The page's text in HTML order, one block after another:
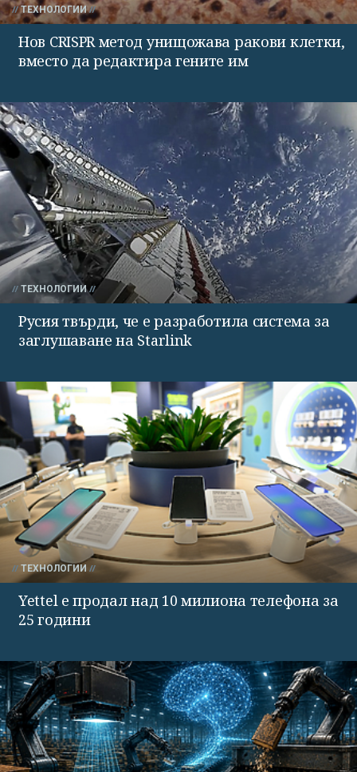
ТЕХНОЛОГИИ
Нов CRISPR метод унищожава ракови клетки,
вместо да редактира гените им
ТЕХНОЛОГИИ
Русия твърди, че е разработила система за
заглушаване на Starlink
ТЕХНОЛОГИИ
Yettel е продал над 10 милиона телефона за
25 години